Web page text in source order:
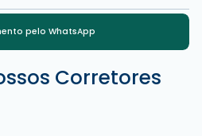
pelo WhatsApp
Corretores